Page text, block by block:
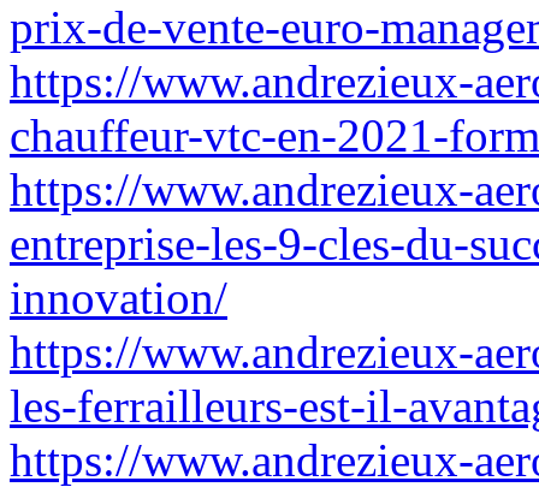
prix-de-vente-euro-
https://www.andrezieux-
chauffeur-vtc-en-2021-
https://www.andrezieux-
entreprise-les-9-cles-du-
innovation/
https://www.andrezieux-
les-ferrailleurs-est-il-
https://www.andrezieux-